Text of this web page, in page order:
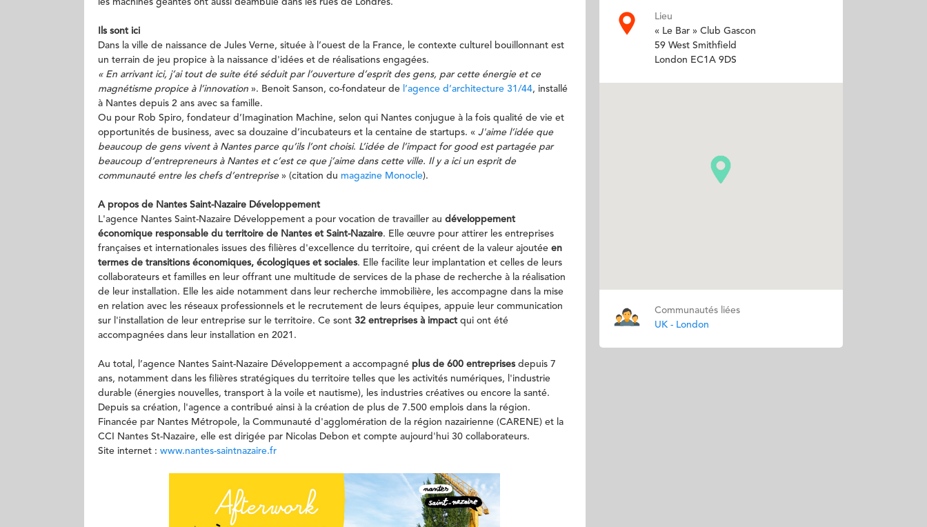
les machines géantes ont aussi déambulé dans les rues de Londres.
Ils sont ici
Dans la ville de naissance de Jules Verne, située à l’ouest de la France, le contexte culturel bouillonnant est
un terrain de jeu propice à la naissance d'idées et de réalisations engagées.
« En arrivant ici, j’ai tout de suite été séduit par l’ouverture d’esprit des gens, par cette énergie et ce
magnétisme propice à l’innovation ». Benoit Sanson, co-fondateur de l’agence d’architecture 31/44, installé
à Nantes depuis 2 ans avec sa famille.
Ou pour Rob Spiro, fondateur d’Imagination Machine, selon qui Nantes conjugue à la fois qualité de vie et
opportunités de business, avec sa douzaine d’incubateurs et la centaine de startups. « J'aime l’idée que
beaucoup de gens vivent à Nantes parce qu’ils l’ont choisi. L’idée de l’impact for good est partagée par
beaucoup d’entrepreneurs à Nantes et c’est ce que j’aime dans cette ville. Il y a ici un esprit de
communauté entre les chefs d’entreprise» (citation du magazine Monocle).
A propos de Nantes Saint-Nazaire Développement
L'agence Nantes Saint-Nazaire Développement a pour vocation de travailler au développement
économique responsable du territoire de Nantes et Saint-Nazaire. Elle œuvre pour attirer les entreprises
françaises et internationales issues des filières d'excellence du territoire, qui créent de la valeur ajoutée en
termes de transitions économiques, écologiques et sociales. Elle facilite leur implantation et celles de leurs
collaborateurs et familles en leur offrant une multitude de services de la phase de recherche à la réalisation
de leur installation. Elle les aide notamment dans leur recherche immobilière, les accompagne dans la mise
en relation avec les réseaux professionnels et le recrutement de leurs équipes, appuie leur communication
sur l'installation de leur entreprise sur le territoire. Ce sont 32 entreprises à impact qui ont été
accompagnées dans leur installation en 2021.
Au total, l’agence Nantes Saint-Nazaire Développement a accompagné plus de 600 entreprises depuis 7
ans, notamment dans les filières stratégiques du territoire telles que les activités numériques, l'industrie
durable (énergies nouvelles, transport à la voile et nautisme), les industries créatives ou encore la santé.
Depuis sa création, l'agence a contribué ainsi à la création de plus de 7.500 emplois dans la région.
Financée par Nantes Métropole, la Communauté d'agglomération de la région nazairienne (CARENE) et la
CCI Nantes St-Nazaire, elle est dirigée par Nicolas Debon et compte aujourd'hui 30 collaborateurs.
Site internet : www.nantes-saintnazaire.fr
Lieu
« Le Bar » Club Gascon
59 West Smithfield
London EC1A 9DS
Communautés liées
UK - London